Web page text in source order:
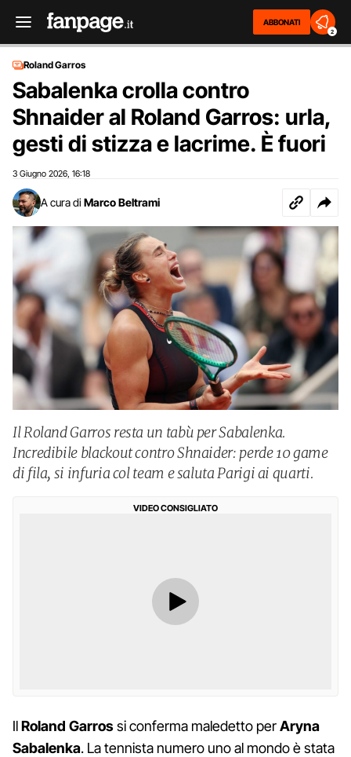
ABBONATI
2
Roland Garros
Sabalenka crolla contro
Shnaider al Roland Garros: urla,
gesti di stizza e lacrime. È fuori
3 Giugno 2026 16:18
A cura di Marco Beltrami
Il Roland Garros resta un tabù per Sabalenka.
Incredibile blackout contro Shnaider: perde 10 game
di fila, si infuria col team e saluta Parigi ai quarti.
VIDEO CONSIGLIATO
IlRoland Garrossi conferma maledetto perAryna
Sabalenka. La tennista numero uno al mondo è stata